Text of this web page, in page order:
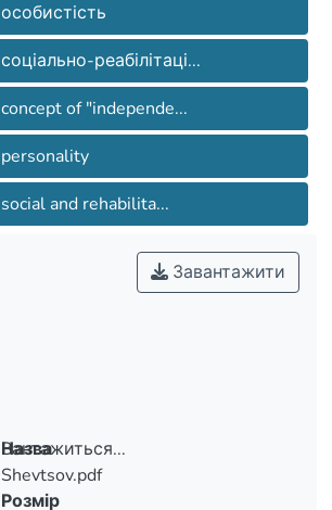
особистість
соціально-реабілітаці...
concept of "independe...
personality
social and rehabilita...
Вантажиться...
Вантажиться...
Завантажити
Назва
Shevtsov.pdf
Розмір